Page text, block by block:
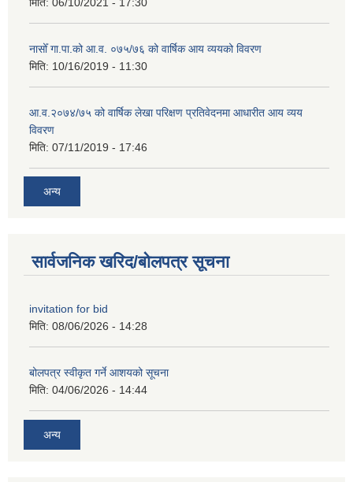
नासोँ गा.पा.को आ.व. ०७५/७६ को वार्षिक आय व्ययको विवरण
मिति: 10/16/2019 - 11:30
आ.व.२०७४/७५ को वार्षिक लेखा परिक्षण प्रतिवेदनमा आधारीत आय व्यय
विवरण
मिति: 07/11/2019 - 17:46
अन्य
सार्वजनिक खरिद/बोलपत्र सूचना
invitation for bid
मिति: 08/06/2026 - 14:28
बोलपत्र स्वीकृत गर्ने आशयको सूचना
मिति: 04/06/2026 - 14:44
अन्य